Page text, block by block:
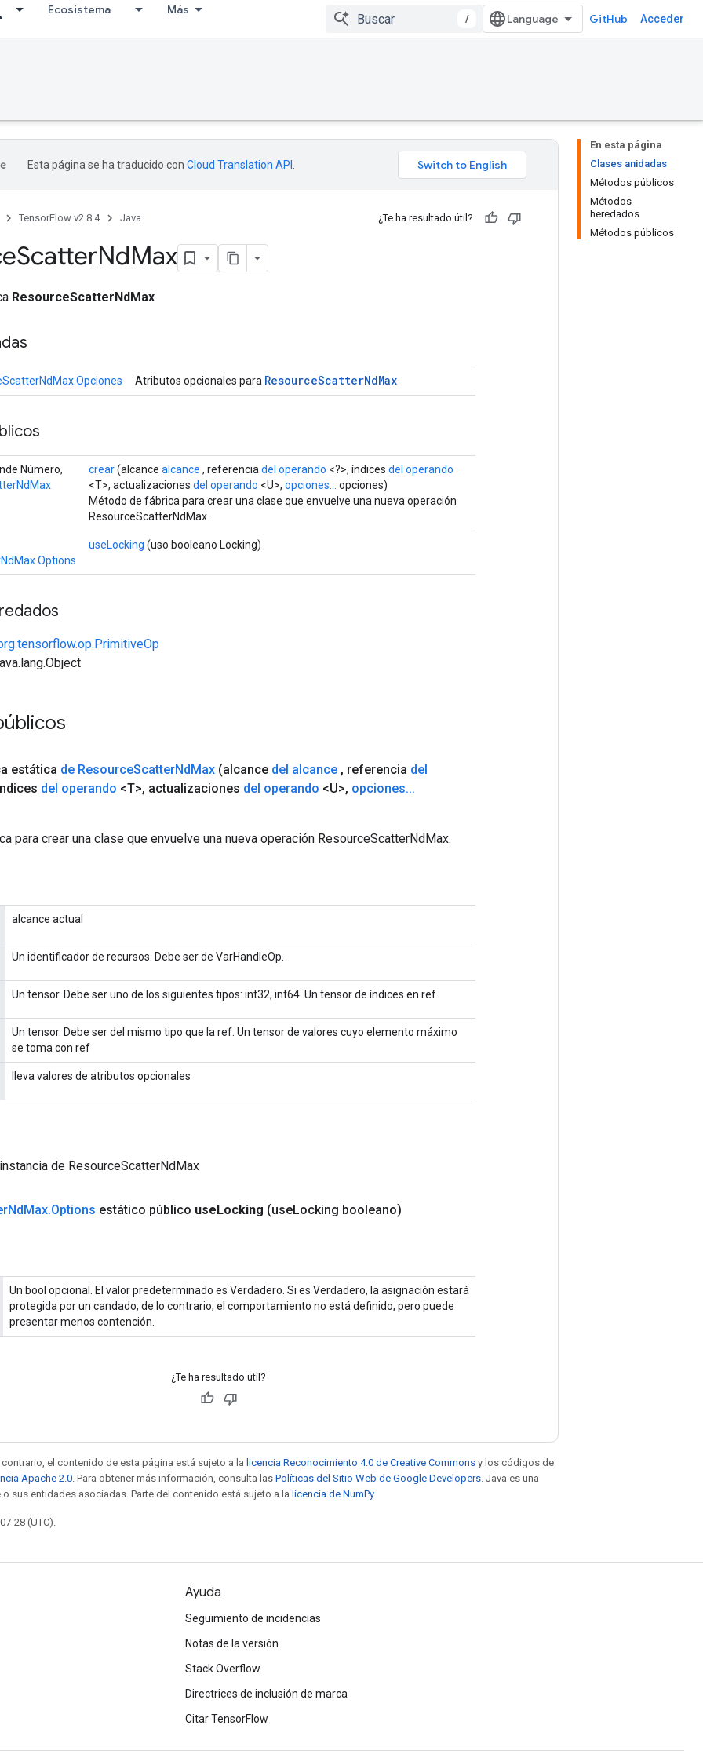
Ecosistema Más
/ GitHub Acceder
En esta página
Clases anidadas
Métodos públicos
Métodos
heredados
Métodos públicos
Esta página se ha traducido con Cloud Translation API
TensorFlow v2.8.4 Java ¿Te ha resultado útil?
ScatterNdMax
ResourceScatterNdMax
Atributos opcionales para ResourceScatterNdMax
Número,
crear(alcance alcance , referencia del operando <?>, índices del operando
<T>, actualizaciones del operando <U>, opciones...
opciones)
Método de fábrica para crear una clase que envuelve una nueva operación
ResourceScatterNdMax.
useLocking (uso booleano Locking)
estática de ResourceScatterNdMax (alcance del alcance , referencia del
del operando <T>, actualizaciones del operando <U>, opciones...
para crear una clase que envuelve una nueva operación ResourceScatterNdMax.
alcance actual
Un identificador de recursos. Debe ser de VarHandleOp.
Un tensor. Debe ser uno de los siguientes tipos: int32, int64. Un tensor de índices en ref.
Un tensor. Debe ser del mismo tipo que la ref. Un tensor de valores cuyo elemento máximo
se toma con ref
lleva valores de atributos opcionales
de ResourceScatterNdMax
NdMax.Options estático público useLocking (useLocking booleano)
Un bool opcional. El valor predeterminado es Verdadero. Si es Verdadero, la asignación estará
protegida por un candado; de lo contrario, el comportamiento no está definido, pero puede
presentar menos contención.
¿Te ha resultado útil?
el contenido de esta página está sujeto a la licencia Reconocimiento 4.0 de Creative Commons y los códigos de
Apache 2.0 . Para obtener más información, consulta las Políticas del Sitio Web de Google Developers . Java es una
sus entidades asociadas. Parte del contenido está sujeto a la licencia de NumPy.
28 (UTC).
Ayuda
Seguimiento de incidencias
Notas de la versión
Stack Overflow
Directrices de inclusión de marca
Citar TensorFlow